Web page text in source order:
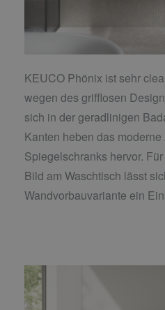
KEUCO Phönix ist sehr
wegen des grifflosen
sich in der geradlinigen
Kanten heben das
Spiegelschranks hervor.
Bild am Waschtisch lässt
Wandvorbauvariante ein